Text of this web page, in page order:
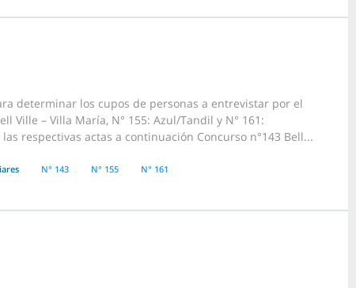
determinar los cupos de personas a entrevistar por el
Ville – Villa María, N° 155: Azul/Tandil y N° 161:
respectivas actas a continuación Concurso n°143 Bell...
N° 143 N° 155 N° 161